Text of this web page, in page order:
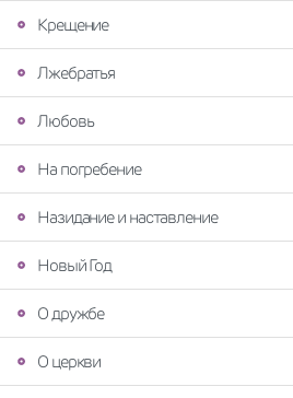
Крещение
Лжебратья
Любовь
На погребение
Назидание и наставление
Новый Год
О дружбе
О церкви